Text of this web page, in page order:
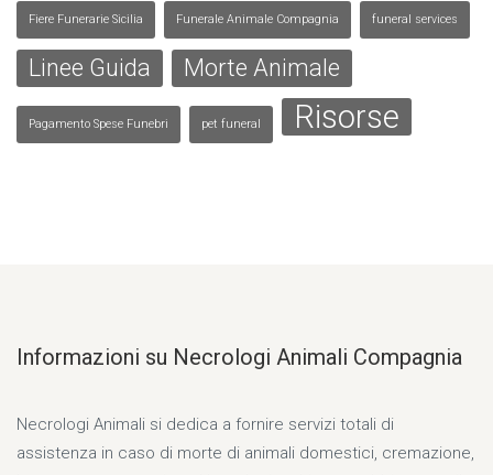
Fiere Funerarie Sicilia Funerale Animale Compagnia funeral services
Linee Guida Morte Animale
Pagamento Spese Funebri pet funeral Risorse
Informazioni su Necrologi Animali Compagnia
Necrologi Animali si dedica a fornire servizi totali di
assistenza in caso di morte di animali domestici, cremazione,